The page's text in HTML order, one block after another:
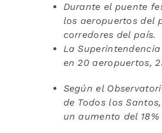
Durante el puente
los aeropuertos del
corredores del país.
La
en 20 aeropuertos,
Según el
de Todos los
un aumento del 18%